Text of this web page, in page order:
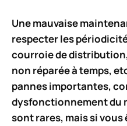
Une mauvaise
respecter les
courroie de
non réparée à temps,
pannes importantes,
dysfonctionnement du
sont rares, mais si